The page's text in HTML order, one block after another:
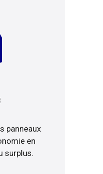
panneaux
en
surplus.